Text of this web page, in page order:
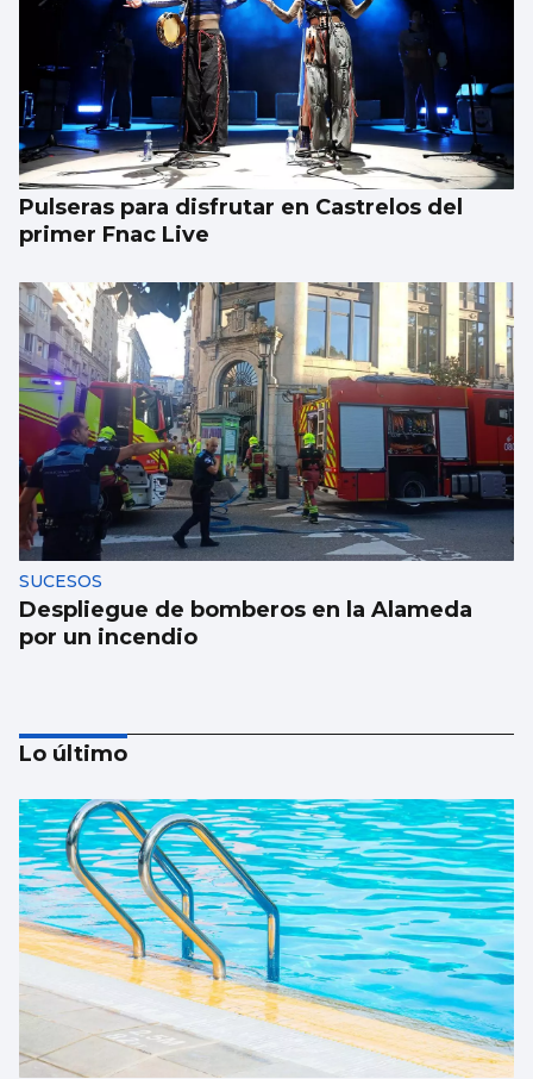
Pulseras para disfrutar en Castrelos del
primer Fnac Live
SUCESOS
Despliegue de bomberos en la Alameda
por un incendio
FÁBRICA
La planta de chips fotónicos Sparc moviliza
110 millones
Lo último